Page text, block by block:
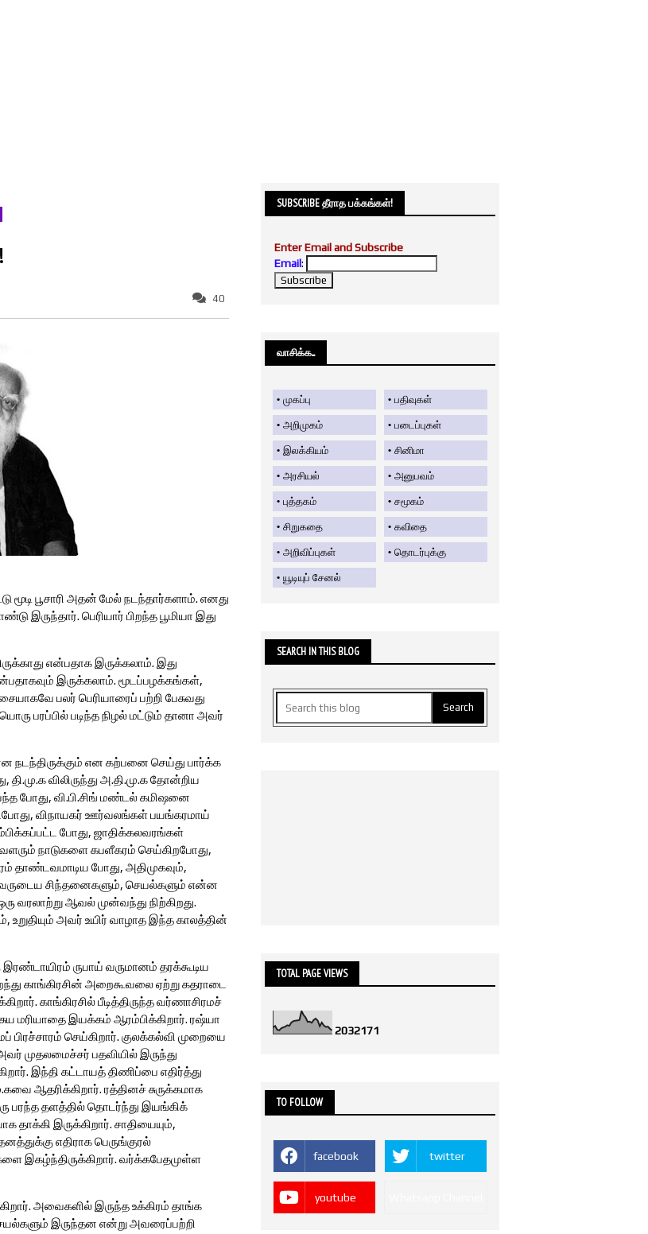
40
மூடி பூசாரி அதன் மேல் நடந்தார்களாம். எனது
பெரியார் பிறந்த பூமியா இது
என்பதாக இருக்கலாம். இது
இருக்கலாம். மூடப்பழக்கங்கள்,
பலர் பெரியாரைப் பற்றி பேசுவது
பரப்பில் படிந்த நிழல் மட்டும் தானா அவர்
நடந்திருக்கும் என கற்பனை செய்து பார்க்க
விலிருந்து அ.தி.மு.க தோன்றிய
போது, வி.பி.சிங் மண்டல் கமிஷனை
விநாயகர் ஊர்வலங்கள் பயங்கரமாய்
போது, ஜாதிக்கலவரங்கள்
நாடுகளை கபளீகரம் செய்கிறபோது,
தாண்டவமாடிய போது, அதிமுகவும்,
சிந்தனைகளும், செயல்களும் என்ன
வரலாற்று ஆவல் முன்வந்து நிற்கிறது.
உறுதியும் அவர் உயிர் வாழாத இந்த காலத்தின்
ருபாய் வருமானம் தரக்கூடிய
காங்கிரசின் அறைகூவலை ஏற்று கதராடை
காங்கிரசில் பீடித்திருந்த வர்ணாசிரமச்
சுய மரியாதை இயக்கம் ஆரம்பிக்கிறார். ரஷ்யா
பிரச்சாரம் செய்கிறார். குலக்கல்வி முறையை
முதலமைச்சர் பதவியில் இருந்து
இந்தி கட்டாயத் திணிப்பை எதிர்த்து
ஆதரிக்கிறார். ரத்தினச் சுருக்கமாக
பரந்த தளத்தில் தொடர்ந்து இயங்கிக்
இருக்கிறார். சாதியையும்,
எதிராக பெருங்குரல்
இகழ்ந்திருக்கிறார். வர்க்கபேதமுள்ள
அவைகளில் இருந்த உக்கிரம் தாங்க
இருந்தன என்று அவரைப்பற்றி
SUBSCRIBE தீராத பக்கங்கள்!
Enter Email and Subscribe
Email:
வாசிக்க....
முகப்பு பதிவுகள்
அறிமுகம் படைப்புகள்
இலக்கியம் சினிமா
அரசியல் அனுபவம்
புத்தகம் சமூகம்
சிறுகதை கவிதை
அறிவிப்புகள் தொடர்புக்கு
யூடியுப் சேனல்
SEARCH IN THIS BLOG
TOTAL PAGE VIEWS
2032171
TO FOLLOW
facebook twitter
youtube